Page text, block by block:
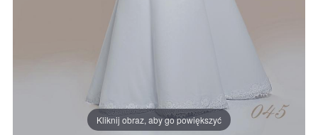
Kliknij obraz, aby go powiększyć